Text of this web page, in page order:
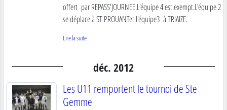
offert par REPASS'JOURNEE.L'équipe 4 est exempt.L'équipe 2
se déplace à ST PROUANTet l'équipe3 à TRIAIZE.
Lire la suite
déc.2012
Les U11 remportent le tournoi de Ste
Gemme